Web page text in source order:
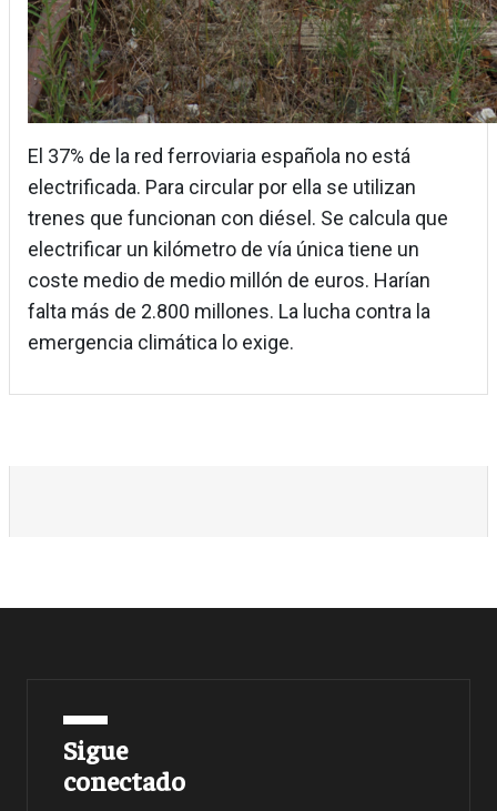
El 37% de la red ferroviaria española no está
electrificada. Para circular por ella se utilizan
trenes que funcionan con diésel. Se calcula que
electrificar un kilómetro de vía única tiene un
coste medio de medio millón de euros. Harían
falta más de 2.800 millones. La lucha contra la
emergencia climática lo exige.
Sigue
conectado